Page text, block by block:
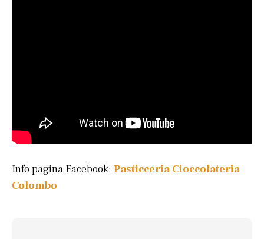
Info pagina Facebook: Pasticceria Cioccolateria
Colombo